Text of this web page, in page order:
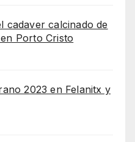
cadaver calcinado de
Porto Cristo
2023 en Felanitx y